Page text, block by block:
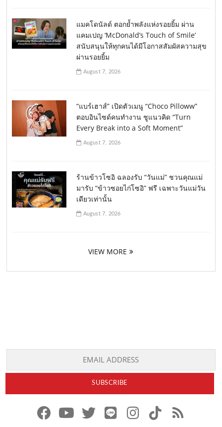
แมคโดนัลด์ ตอกย้ำพลังแห่งรอยยิ้ม ผ่าน
แคมเปญ ‘McDonald’s Touch of Smile’
สนับสนุนให้ทุกคนได้มีโอกาสสัมผัสความสุข
ผ่านรอยยิ้ม
August 7, 2026
“แบร์เฮาส์” เปิดตัวเมนู “Choco Pilloww”
ตอบอินไซด์คนทำงาน ชูแนวคิด “Turn
Every Break into a Soft Moment”
August 7, 2026
ร้านข้าวโซอิ ฉลองรับ “วันแม่” ชวนคุณแม่
มารับ “ข้าวซอยไก่โซอิ” ฟรี เฉพาะวันแม่วัน
เดียวเท่านั้น
August 7, 2026
VIEW MORE
x
r